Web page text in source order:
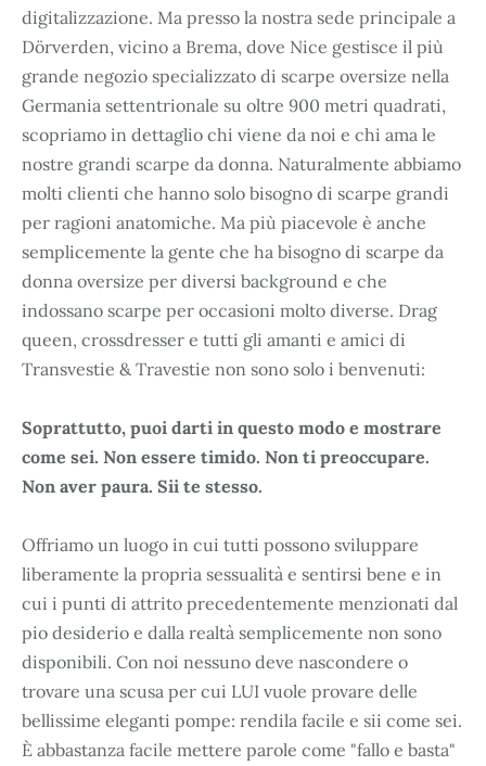
digitalizzazione. Ma presso la nostra sede principale a
Dörverden, vicino a Brema, dove Nice gestisce il più
grande negozio specializzato di scarpe oversize nella
Germania settentrionale su oltre 900 metri quadrati,
scopriamo in dettaglio chi viene da noi e chi ama le
nostre grandi scarpe da donna. Naturalmente abbiamo
molti clienti che hanno solo bisogno di scarpe grandi
per ragioni anatomiche. Ma più piacevole è anche
semplicemente la gente che ha bisogno di scarpe da
donna oversize per diversi background e che
indossano scarpe per occasioni molto diverse. Drag
queen, crossdresser e tutti gli amanti e amici di
Transvestie & Travestie non sono solo i benvenuti:
Soprattutto, puoi darti in questo modo e mostrare
come sei. Non essere timido. Non ti preoccupare.
Non aver paura. Sii te stesso.
Offriamo un luogo in cui tutti possono sviluppare
liberamente la propria sessualità e sentirsi bene e in
cui i punti di attrito precedentemente menzionati dal
pio desiderio e dalla realtà semplicemente non sono
disponibili. Con noi nessuno deve nascondere o
trovare una scusa per cui LUI vuole provare delle
bellissime eleganti pompe: rendila facile e sii come sei.
È abbastanza facile mettere parole come "fallo e basta"